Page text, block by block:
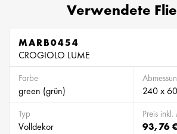
Verwendete
MARB0454
CROGIOLO LUME
Farbe
green (grün) 240 x
Typ
Volldekor
Preis
93,76